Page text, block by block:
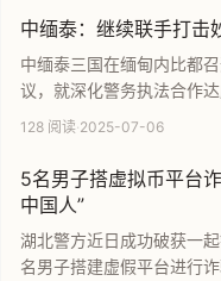
中缅泰：继续联手打击
中缅泰三国在缅甸内比都
议，就深化警务执法合作
打击妙瓦底等地电信诈骗
了多国协同治理跨境电信
128 阅读·2025-07-06
5名男子搭虚拟币平台
中国人”
湖北警方近日成功破获一
名男子搭建虚假平台进行